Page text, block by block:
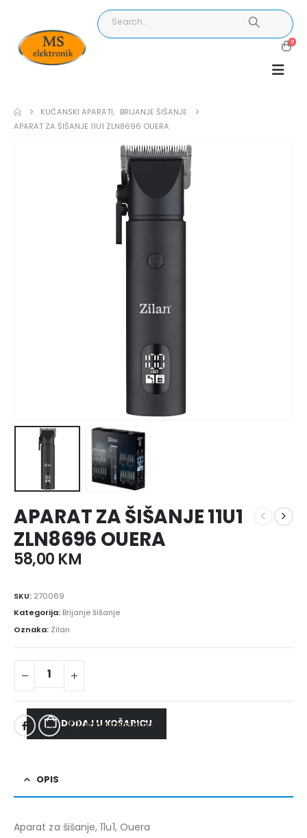
0
KUĆANSKI APARATI, BRIJANJE ŠIŠANJE
APARAT ZA ŠIŠANJE 11U1 ZLN8696 OUERA
APARAT ZA ŠIŠANJE 11U1
ZLN8696 OUERA
58,00 KM
SKU: 270069
Kategorija: Brijanje šišanje
Oznaka: Zilan
DODAJ U KOŠARICU
ADD TO WISHLIST
OPIS
Aparat za šišanje, 11u1, Ouera